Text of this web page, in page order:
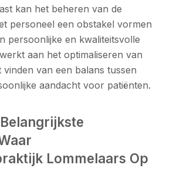
kan het beheren van de
personeel een obstakel vormen
persoonlijke en kwaliteitsvolle
aan het optimaliseren van
van een balans tussen
aandacht voor patiënten.
Lommelaars Op